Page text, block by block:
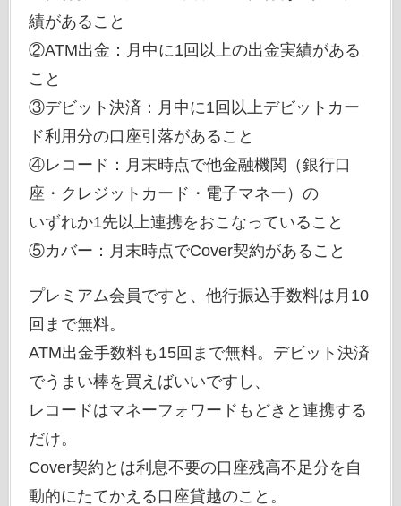
績があること
②ATM出金：月中に1回以上の出金実績がある
こと
③デビット決済：月中に1回以上デビットカー
ド利用分の口座引落があること
④レコード：月末時点で他金融機関（銀行口
座・クレジットカード・電子マネー）の
いずれか1先以上連携をおこなっていること
⑤カバー：月末時点でCover契約があること
プレミアム会員ですと、他行振込手数料は月10
回まで無料。
ATM出金手数料も15回まで無料。デビット決済
でうまい棒を買えばいいですし、
レコードはマネーフォワードもどきと連携する
だけ。
Cover契約とは利息不要の口座残高不足分を自
動的にたてかえる口座貸越のこと。